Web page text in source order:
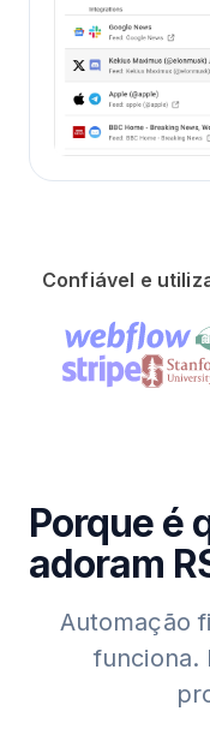
Confiável e
Porque é
adoram
Automação
funciona.